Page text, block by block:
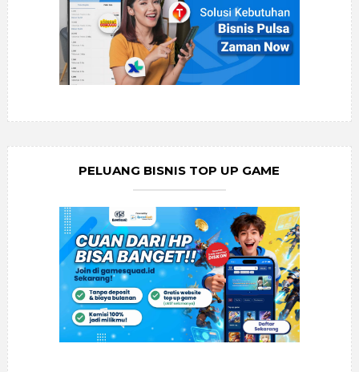
PELUANG BISNIS TOP UP GAME